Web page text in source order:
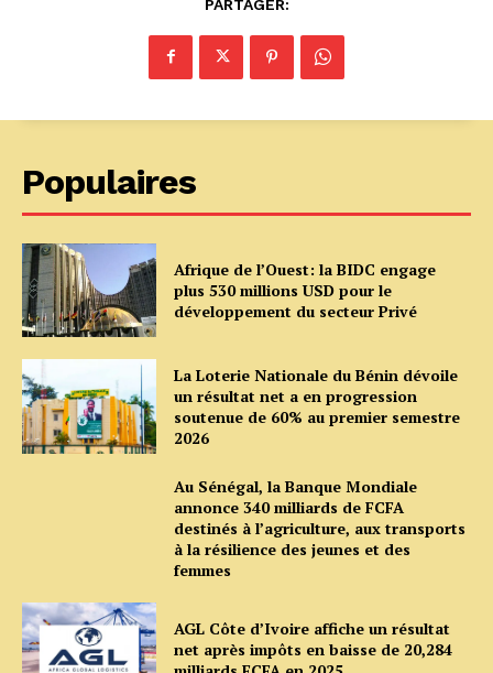
PARTAGER:
Populaires
Afrique de l’Ouest: la BIDC engage
plus 530 millions USD pour le
développement du secteur Privé
La Loterie Nationale du Bénin dévoile
un résultat net a en progression
soutenue de 60% au premier semestre
2026
Au Sénégal, la Banque Mondiale
annonce 340 milliards de FCFA
destinés à l’agriculture, aux transports
à la résilience des jeunes et des
femmes
AGL Côte d’Ivoire affiche un résultat
net après impôts en baisse de 20,284